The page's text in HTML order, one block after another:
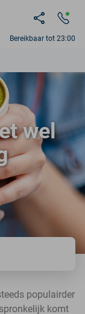
Bereikbaar tot 23:00
wel
populairder
komt